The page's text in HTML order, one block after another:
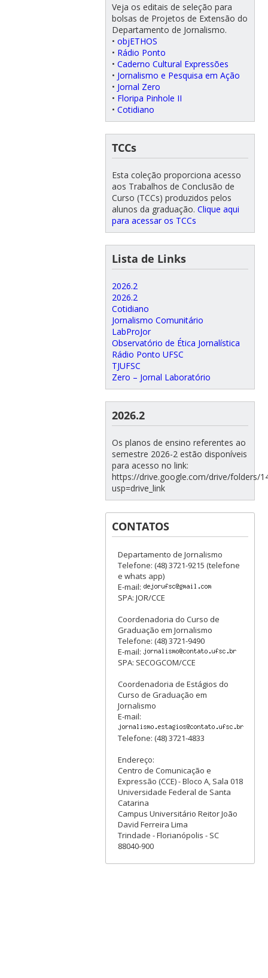
Veja os editais de seleção para
bolsas de Projetos de Extensão do
Departamento de Jornalismo.
• objETHOS
• Rádio Ponto
• Caderno Cultural Expressões
• Jornalismo e Pesquisa em Ação
• Jornal Zero
• Floripa Pinhole II
• Cotidiano
TCCs
Esta coleção proporciona acesso
aos Trabalhos de Conclusão de
Curso (TCCs) produzidos pelos
alunos da graduação. Clique aqui
para acessar os TCCs
Lista de Links
2026.2
2026.2
Cotidiano
Jornalismo Comunitário
LabProJor
Observatório de Ética Jornalística
Rádio Ponto UFSC
TJUFSC
Zero – Jornal Laboratório
2026.2
Os planos de ensino referentes ao
semestre 2026-2 estão disponíveis
para acesso no link:
https://drive.google.com/drive/folders/
usp=drive_link
CONTATOS
Departamento de Jornalismo
Telefone: (48) 3721-9215 (telefone
e whats app)
E-mail:
SPA: JOR/CCE
Coordenadoria do Curso de
Graduação em Jornalismo
Telefone: (48) 3721-9490
E-mail:
SPA: SECOGCOM/CCE
Coordenadoria de Estágios do
Curso de Graduação em
Jornalismo
E-mail:
Telefone: (48) 3721-4833
Endereço:
Centro de Comunicação e
Expressão (CCE) - Bloco A, Sala 018
Universidade Federal de Santa
Catarina
Campus Universitário Reitor João
David Ferreira Lima
Trindade - Florianópolis - SC
88040-900